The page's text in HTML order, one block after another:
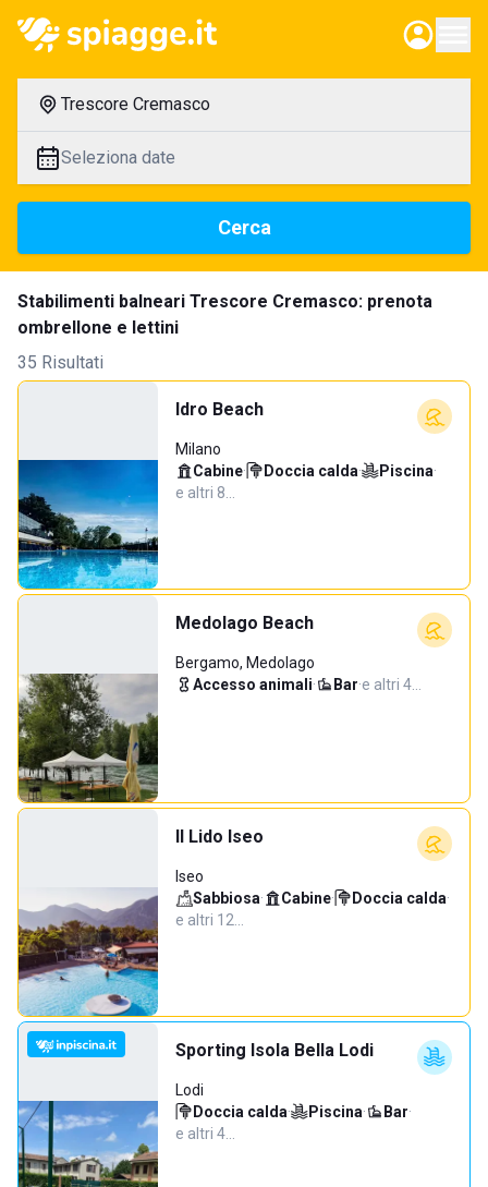
Trescore Cremasco
Seleziona date
Cerca
Stabilimenti balneari Trescore Cremasco: prenota
ombrellone e lettini
35 Risultati
Idro Beach
Milano
Cabine· Doccia calda· Piscina·
e altri 8…
Medolago Beach
Bergamo, Medolago
Accesso animali· Bar·e altri 4…
Il Lido Iseo
Iseo
Sabbiosa· Cabine· Doccia calda·
e altri 12…
Sporting Isola Bella Lodi
Lodi
Doccia calda· Piscina· Bar·
e altri 4…